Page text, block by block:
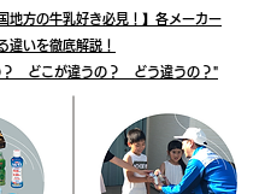
地方の牛乳好き必見！】各メーカー
違いを徹底解説！
？ どこが違うの？ どう違うの？"